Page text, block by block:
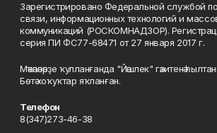
Зарегистрировано Федеральной службой
связи, информационных технологий и
коммуникаций (РОСКОМНАДЗОР).
серия ПИ ФС77-68471 от 27 января 2017 г.
Мәҡәләләрҙе ҡулланғанда "Йәшлек" гәзитенә
Бөтә хоҡуҡтар яҡланған.
Телефон
8(347)273-46-38